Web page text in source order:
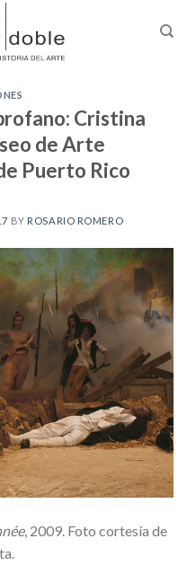
Cristina
de Arte
Puerto Rico
BY ROSARIO ROMERO
, 2009. Foto cortesía de